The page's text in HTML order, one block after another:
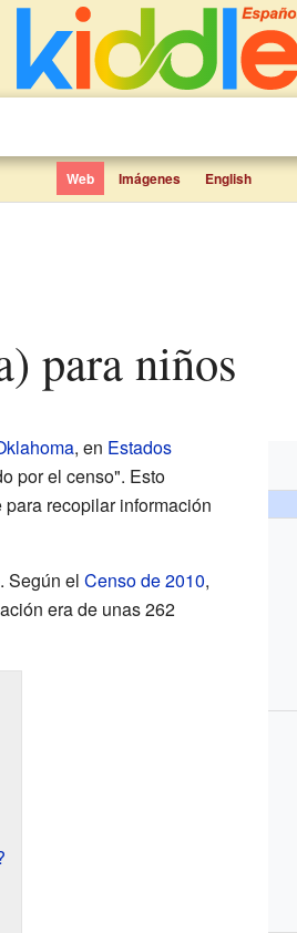
Web Imágenes English
para niños
, en Estados
por el censo". Esto
recopilar información
. Según el Censo de 2010,
era de unas 262